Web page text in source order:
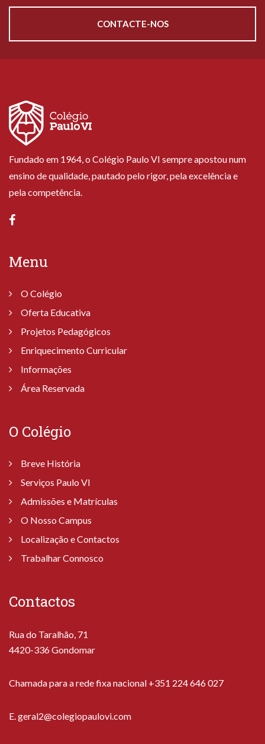
CONTACTE-NOS
Fundado em 1964, o Colégio Paulo VI sempre apostou num
ensino de qualidade, pautado pelo rigor, pela excelência e
pela competência.
Menu
O Colégio
Oferta Educativa
Projetos Pedagógicos
Enriquecimento Curricular
Informações
Área Reservada
O Colégio
Breve História
Serviços Paulo VI
Admissões e Matrículas
O Nosso Campus
Localização e Contactos
Trabalhar Connosco
Contactos
Rua do Taralhão, 71
4420-336 Gondomar
Chamada para a rede fixa nacional +351 224 646 027
E.geral2@colegiopaulovi.com